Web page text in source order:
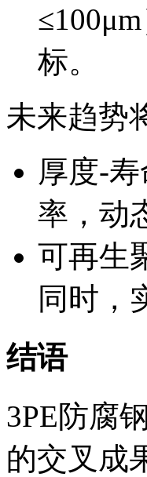
标。
未来趋势
厚度-
率，动
可再生
同时，
结语
3PE防腐
的交叉成